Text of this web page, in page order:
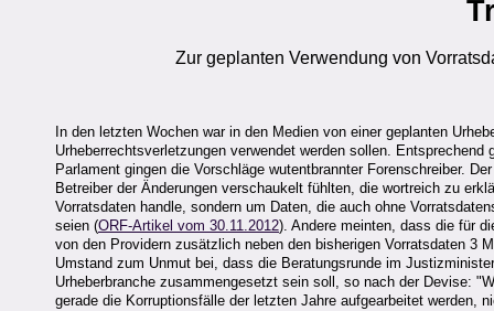
Zur geplanten Verwendung von
In den letzten Wochen war in den Medien von einer geplanten
Urheberrechtsverletzungen verwendet werden sollen.
Parlament gingen die Vorschläge wutentbrannter Forenschreiber.
Betreiber der Änderungen verschaukelt fühlten, die wortreich zu
Vorratsdaten handle, sondern um Daten, die auch ohne
seien (ORF-Artikel vom 30.11.2012). Andere meinten, dass die für
von den Providern zusätzlich neben den bisherigen Vorratsdaten 3
Umstand zum Unmut bei, dass die Beratungsrunde im
Urheberbranche zusammengesetzt sein soll, so nach der Devise:
gerade die Korruptionsfälle der letzten Jahre aufgearbeitet